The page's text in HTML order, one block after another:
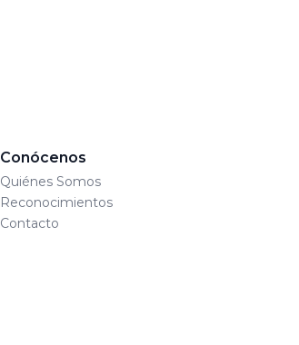
Conócenos
Quiénes Somos
Reconocimientos
Contacto